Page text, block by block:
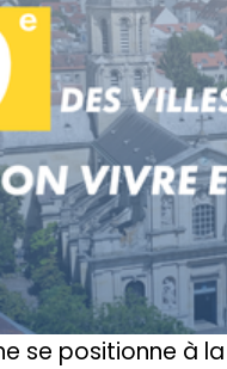
se positionne à la